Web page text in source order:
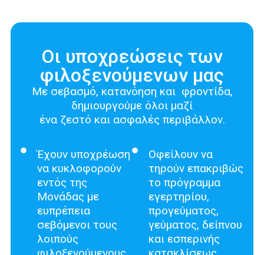
Oι υποχρεώσεις των
φιλοξενούμενων μας
Με σεβασμό, κατανόηση και φροντίδα,
δημιουργούμε όλοι μαζί
ένα ζεστό και ασφαλές περιβάλλον.
Έχουν υποχρέωση
να κυκλοφορούν
εντός της
Μονάδας με
ευπρέπεια
σεβόμενοι τους
λοιπούς
Οφείλουν να
τηρούν επακριβώς
το πρόγραμμα
εγερτηρίου,
προγεύματος,
γεύματος, δείπνου
και εσπερινής